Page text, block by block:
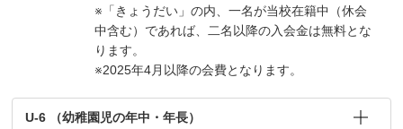
※「きょうだい」の内、一名が当校在籍中（休会
中含む）であれば、二名以降の入会金は無料とな
ります。
※2025年4月以降の会費となります。
U-6 （幼稚園児の年中・年長）